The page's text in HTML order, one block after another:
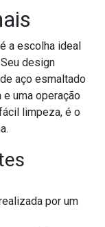
a escolha ideal
design
aço esmaltado
uma operação
limpeza, é o
por um